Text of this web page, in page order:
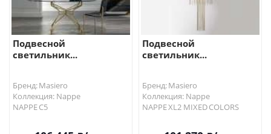
Подвесной
светильник...
Бренд: Masiero
Коллекция: Nappe
NAPPE C5
Подвесной
светильник...
Бренд: Masiero
Коллекция: Nappe
NAPPE XL2 MIXED COLORS